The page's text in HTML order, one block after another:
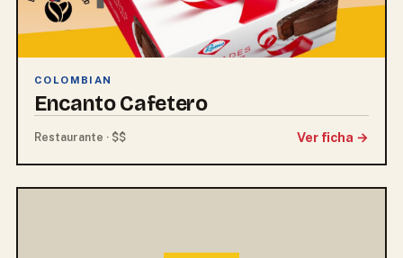
COLOMBIAN
Encanto Cafetero
Restaurante · $$ Ver ficha →